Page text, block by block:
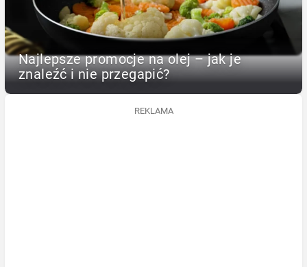
Najlepsze promocje na olej – jak je
znaleźć i nie przegapić?
REKLAMA